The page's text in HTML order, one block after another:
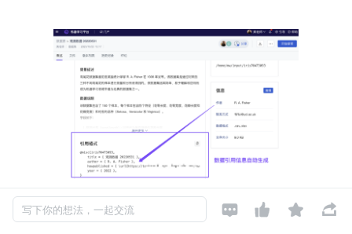
写下你的想法，一起交流    